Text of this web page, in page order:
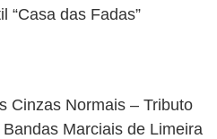
“Casa das Fadas”
Cinzas Normais – Tributo
Marciais de Limeira